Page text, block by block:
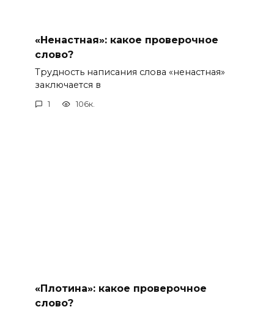
«Ненастная»: какое проверочное
слово?
Трудность написания слова «ненастная»
заключается в
1 106к.
«Плотина»: какое проверочное
слово?